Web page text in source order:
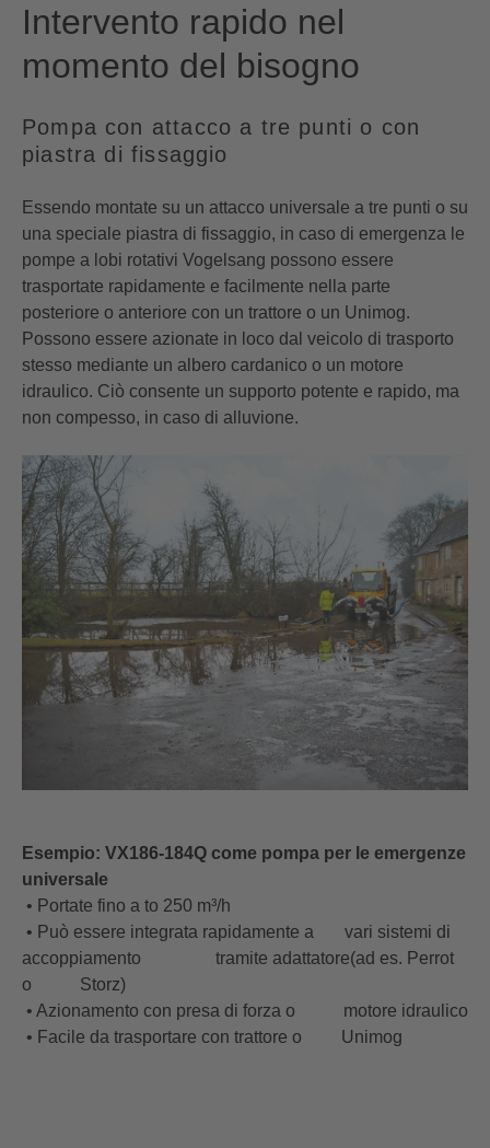
Intervento rapido nel
momento del bisogno
Pompa con attacco a tre punti o con
piastra di fissaggio
Essendo montate su un attacco universale a tre punti o su
una speciale piastra di fissaggio, in caso di emergenza le
pompe a lobi rotativi Vogelsang possono essere
trasportate rapidamente e facilmente nella parte
posteriore o anteriore con un trattore o un Unimog.
Possono essere azionate in loco dal veicolo di trasporto
stesso mediante un albero cardanico o un motore
idraulico. Ciò consente un supporto potente e rapido, ma
non compesso, in caso di alluvione.
Esempio: VX186-184Q come pompa per le emergenze
universale
• Portate fino a to 250 m³/h
• Può essere integrata rapidamente a vari sistemi di
accoppiamento tramite adattatore(ad es. Perrot
o Storz)
• Azionamento con presa di forza o motore idraulico
• Facile da trasportare con trattore o Unimog